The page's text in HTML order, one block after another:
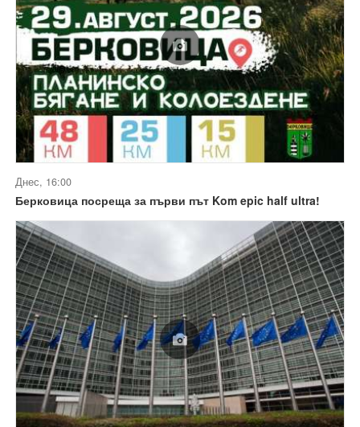
Днес, 16:00
Берковица посреща за първи път Kom epic half ultra!